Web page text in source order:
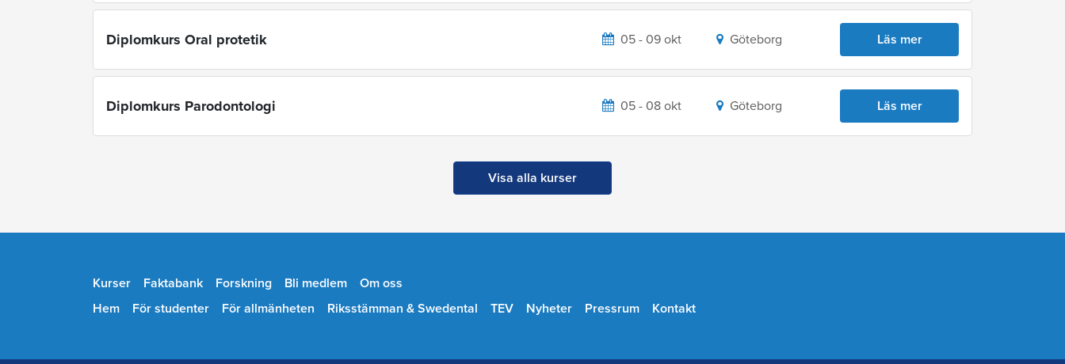
Diplomkurs Oral protetik 05 - 09 okt Göteborg Läs mer
Diplomkurs Parodontologi 05 - 08 okt Göteborg Läs mer
Visa alla kurser
Kurser Faktabank Forskning Bli medlem
Om oss
Hem
För studenter För allmänheten Riksstämman & Swedental TEV Nyheter Pressrum Kontakt